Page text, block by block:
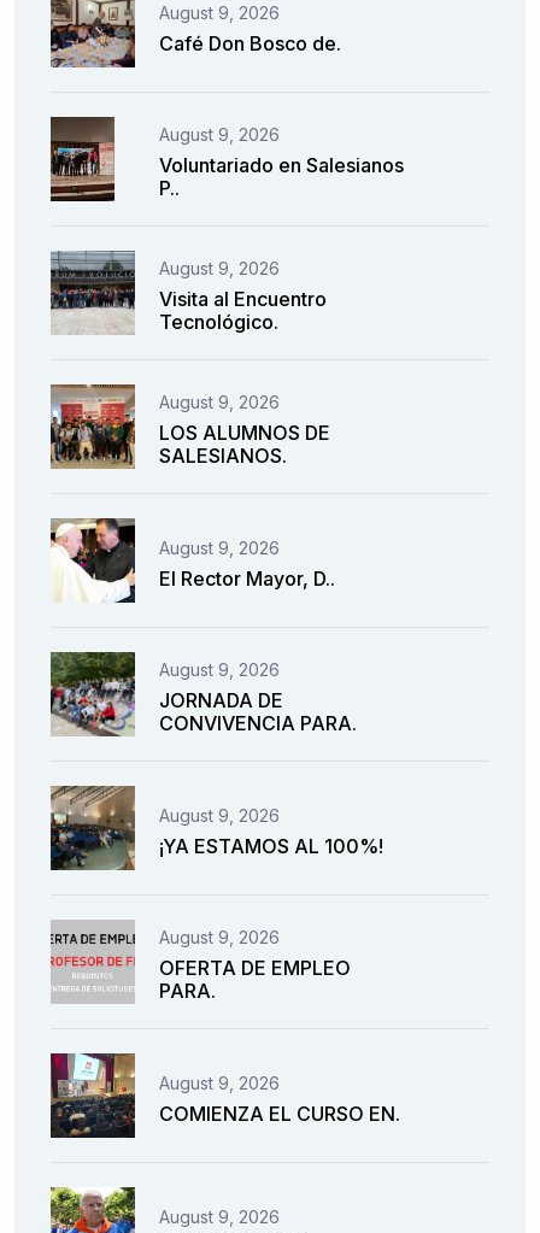
August 9, 2026
Café Don Bosco de.
August 9, 2026
Voluntariado en Salesianos
P..
August 9, 2026
Visita al Encuentro
Tecnológico.
August 9, 2026
LOS ALUMNOS DE
SALESIANOS.
August 9, 2026
El Rector Mayor, D..
August 9, 2026
JORNADA DE
CONVIVENCIA PARA.
August 9, 2026
¡YA ESTAMOS AL 100%!
August 9, 2026
OFERTA DE EMPLEO
PARA.
August 9, 2026
COMIENZA EL CURSO EN.
August 9, 2026